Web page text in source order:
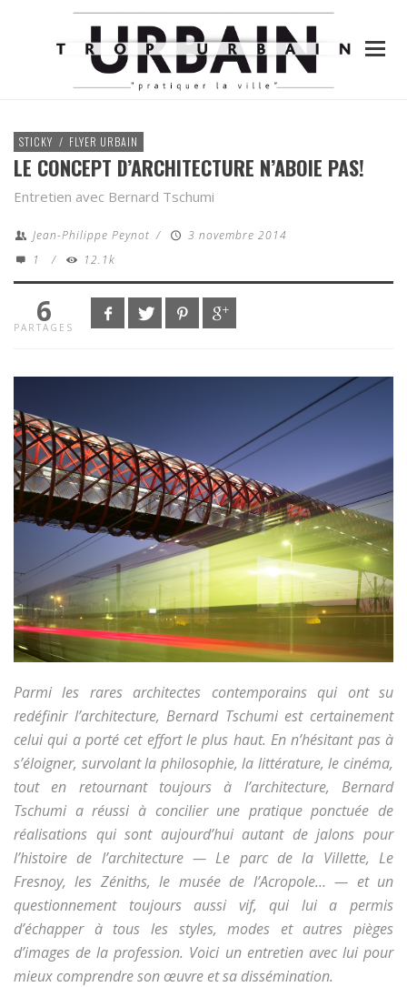
STICKY / FLYER URBAIN
LE CONCEPT D’ARCHITECTURE N’ABOIE PAS!
Entretien avec Bernard Tschumi
Jean-Philippe Peynot /
3 novembre 2014
1
/ 12.1k
6
PARTAGES
Parmi les rares architectes contemporains qui ont su
redéfinir l’architecture, Bernard Tschumi est certainement
celui qui a porté cet effort le plus haut. En n’hésitant pas à
s’éloigner, survolant la philosophie, la littérature, le cinéma,
tout en retournant toujours à l’architecture, Bernard
Tschumi a réussi à concilier une pratique ponctuée de
réalisations qui sont aujourd’hui autant de jalons pour
l’histoire de l’architecture — Le parc de la Villette, Le
Fresnoy, les Zéniths, le musée de l’Acropole… — et un
questionnement toujours aussi vif, qui lui a permis
d’échapper à tous les styles, modes et autres pièges
d’images de la profession. Voici un entretien avec lui pour
mieux comprendre son œuvre et sa dissémination.